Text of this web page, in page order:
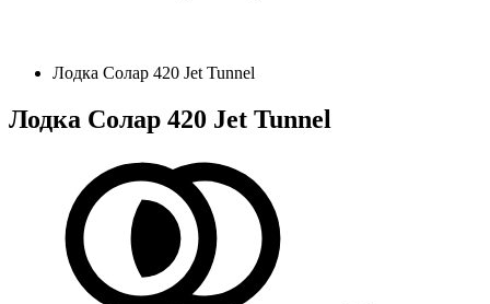
Лодка Солар 420 Jet Tunnel
Лодка Солар 420 Jet Tunnel